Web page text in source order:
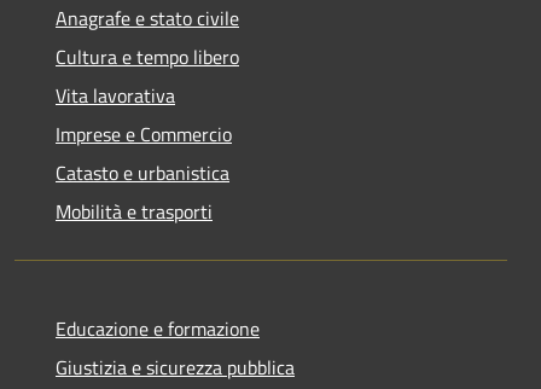
Anagrafe e stato civile
Cultura e tempo libero
Vita lavorativa
Imprese e Commercio
Catasto e urbanistica
Mobilità e trasporti
Educazione e formazione
Giustizia e sicurezza pubblica